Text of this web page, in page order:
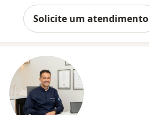
Solicite um atendimento